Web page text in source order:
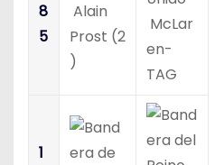
8
5
Alain
Prost (2
)
McLar
en-
TAG
1